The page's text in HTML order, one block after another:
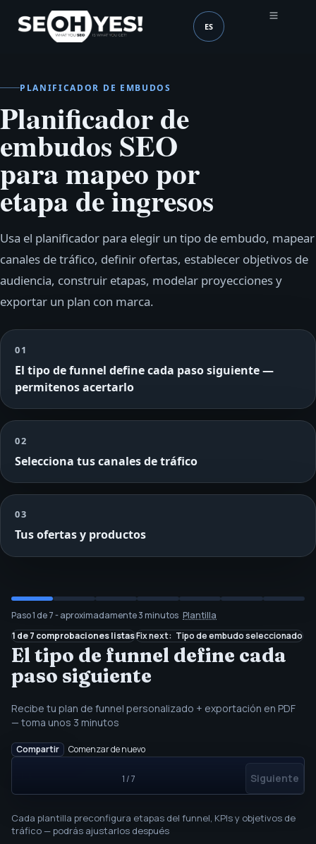
SEOH Idioma (mobile
ES
PLANIFICADOR DE EMBUDOS
Planificador de
embudos SEO
para mapeo por
etapa de ingresos
Usa el planificador para elegir un tipo de embudo, mapear
canales de tráfico, definir ofertas, establecer objetivos de
audiencia, construir etapas, modelar proyecciones y
exportar un plan con marca.
01
El tipo de funnel define cada paso siguiente —
permitenos acertarlo
02
Selecciona tus canales de tráfico
03
Tus ofertas y productos
1 of 7 checks ready. Tier: draft. Next: Tipo de embudo
1 of 7 checks ready. Tier: draft. Next: Tipo de embudo
1 of 7 checks ready. Tier: draft. Next: Tipo de embudo
Paso 1 de 7 - aproximadamente 3 minutos Plantilla
1 de 7 comprobaciones listasFix next: Tipo de embudo seleccionado
El tipo de funnel define cada
paso siguiente
Recibe tu plan de funnel personalizado + exportación en PDF
— toma unos 3 minutos
CompartirCopiar un enlace editable para compartir de este paso del
Comenzar de nuevo
Paso 1 de 7 - aproximadamente 3 minutos
1 /7 Siguiente
Cada plantilla preconfigura etapas del funnel, KPIs y objetivos de
tráfico — podrás ajustarlos después